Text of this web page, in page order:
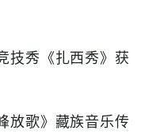
技秀《扎西秀》获
放歌》藏族音乐传